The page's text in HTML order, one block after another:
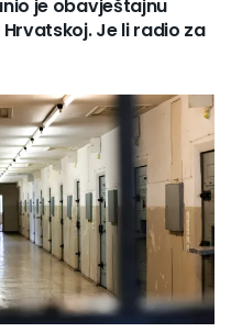
je obavještajnu
Je li radio za